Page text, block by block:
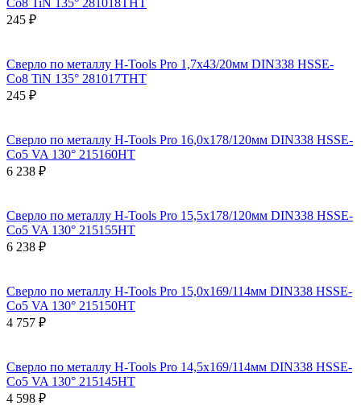
Co8 TiN 135° 281018THT
245 ₽
Сверло по металлу H-Tools Pro 1,7x43/20мм DIN338 HSSE-
Co8 TiN 135° 281017THT
245 ₽
Сверло по металлу H-Tools Pro 16,0x178/120мм DIN338 HSSE-
Co5 VA 130° 215160HT
6 238 ₽
Сверло по металлу H-Tools Pro 15,5x178/120мм DIN338 HSSE-
Co5 VA 130° 215155HT
6 238 ₽
Сверло по металлу H-Tools Pro 15,0x169/114мм DIN338 HSSE-
Co5 VA 130° 215150HT
4 757 ₽
Сверло по металлу H-Tools Pro 14,5x169/114мм DIN338 HSSE-
Co5 VA 130° 215145HT
4 598 ₽